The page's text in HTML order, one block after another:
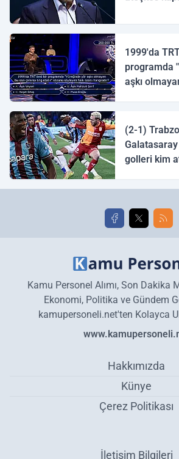
1999'da
programda
aşkı
(2-1)
golleri kim
golleri!
Kamu Personel Alımı, Son Dakika
Ekonomi, Politika ve Gündem
kamupersoneli.net'ten Kolayca
Hakkımızda
Künye
Çerez Politikası
İletişim Bilgileri